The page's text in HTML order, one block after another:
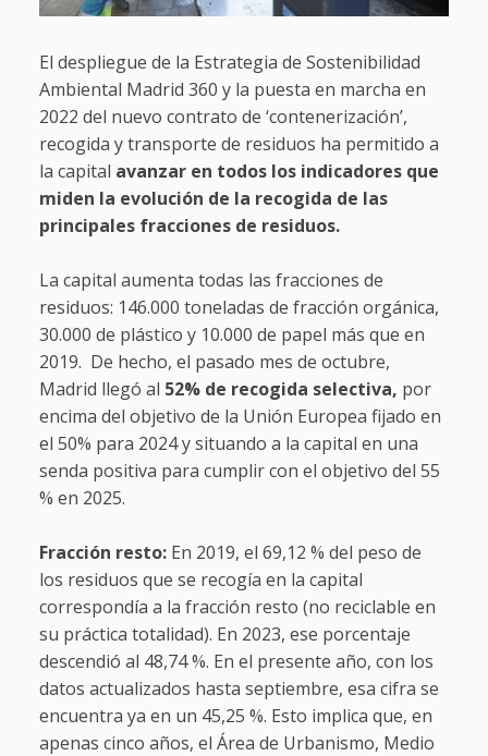
El despliegue de la Estrategia de Sostenibilidad
Ambiental Madrid 360 y la puesta en marcha en
2022 del nuevo contrato de ‘contenerización’,
recogida y transporte de residuos ha permitido a
la capital avanzar en todos los indicadores que
miden la evolución de la recogida de las
principales fracciones de residuos.
La capital aumenta todas las fracciones de
residuos: 146.000 toneladas de fracción orgánica,
30.000 de plástico y 10.000 de papel más que en
2019. De hecho, el pasado mes de octubre,
Madrid llegó al 52% de recogida selectiva, por
encima del objetivo de la Unión Europea fijado en
el 50% para 2024 y situando a la capital en una
senda positiva para cumplir con el objetivo del 55
% en 2025.
Fracción resto: En 2019, el 69,12 % del peso de
los residuos que se recogía en la capital
correspondía a la fracción resto (no reciclable en
su práctica totalidad). En 2023, ese porcentaje
descendió al 48,74 %. En el presente año, con los
datos actualizados hasta septiembre, esa cifra se
encuentra ya en un 45,25 %. Esto implica que, en
apenas cinco años, el Área de Urbanismo, Medio